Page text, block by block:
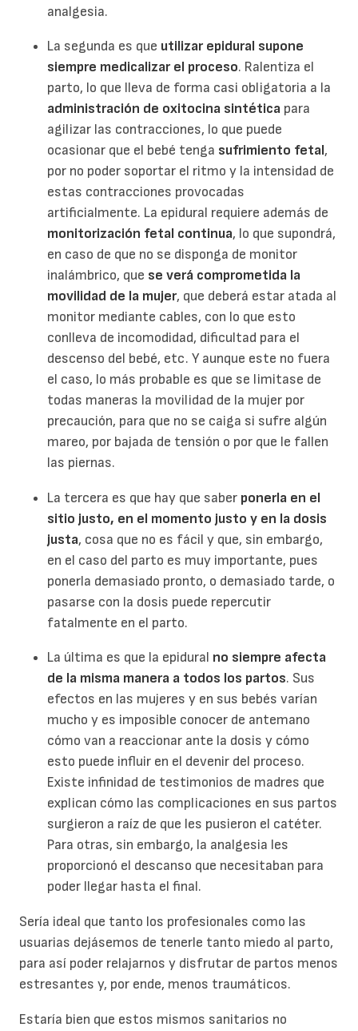
analgesia.
La segunda es que utilizar epidural supone
siempre medicalizar el proceso. Ralentiza el
parto, lo que lleva de forma casi obligatoria a la
administración de oxitocina sintética para
agilizar las contracciones, lo que puede
ocasionar que el bebé tenga sufrimiento fetal,
por no poder soportar el ritmo y la intensidad de
estas contracciones provocadas
artificialmente. La epidural requiere además de
monitorización fetal continua, lo que supondrá,
en caso de que no se disponga de monitor
inalámbrico, que se verá comprometida la
movilidad de la mujer, que deberá estar atada al
monitor mediante cables, con lo que esto
conlleva de incomodidad, dificultad para el
descenso del bebé, etc. Y aunque este no fuera
el caso, lo más probable es que se limitase de
todas maneras la movilidad de la mujer por
precaución, para que no se caiga si sufre algún
mareo, por bajada de tensión o por que le fallen
las piernas.
La tercera es que hay que saber ponerla en el
sitio justo, en el momento justo y en la dosis
justa, cosa que no es fácil y que, sin embargo,
en el caso del parto es muy importante, pues
ponerla demasiado pronto, o demasiado tarde, o
pasarse con la dosis puede repercutir
fatalmente en el parto.
La última es que la epidural no siempre afecta
de la misma manera a todos los partos. Sus
efectos en las mujeres y en sus bebés varían
mucho y es imposible conocer de antemano
cómo van a reaccionar ante la dosis y cómo
esto puede influir en el devenir del proceso.
Existe infinidad de testimonios de madres que
explican cómo las complicaciones en sus partos
surgieron a raíz de que les pusieron el catéter.
Para otras, sin embargo, la analgesia les
proporcionó el descanso que necesitaban para
poder llegar hasta el final.
Sería ideal que tanto los profesionales como las
usuarias dejásemos de tenerle tanto miedo al parto,
para así poder relajarnos y disfrutar de partos menos
estresantes y, por ende, menos traumáticos.
Estaría bien que estos mismos sanitarios no